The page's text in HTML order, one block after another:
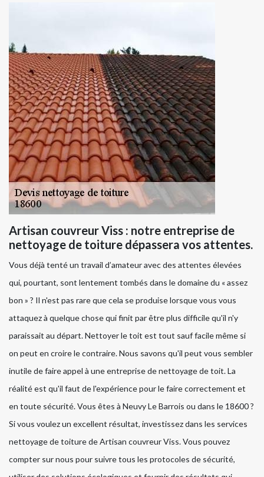
Artisan couvreur Viss : notre entreprise de
nettoyage de toiture dépassera vos attentes.
Vous déjà tenté un travail d’amateur avec des attentes élevées
qui, pourtant, sont lentement tombés dans le domaine du « assez
bon » ? Il n'est pas rare que cela se produise lorsque vous vous
attaquez à quelque chose qui finit par être plus difficile qu'il n'y
paraissait au départ. Nettoyer le toit est tout sauf facile même si
on peut en croire le contraire. Nous savons qu'il peut vous sembler
inutile de faire appel à une entreprise de nettoyage de toit. La
réalité est qu'il faut de l'expérience pour le faire correctement et
en toute sécurité. Vous êtes à Neuvy Le Barrois ou dans le 18600 ?
Si vous voulez un excellent résultat, investissez dans les services
nettoyage de toiture de Artisan couvreur Viss. Vous pouvez
compter sur nous pour suivre tous les protocoles de sécurité,